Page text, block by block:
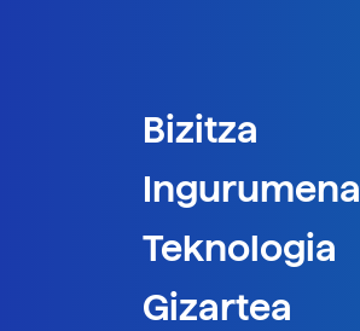
Bizitza
Ingurumena
Teknologia
Gizartea